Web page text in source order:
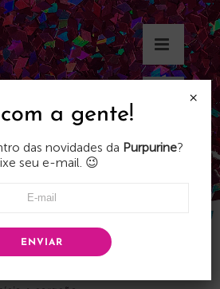
a gente!
das novidades da Purpurine?
seu e-mail. 😉
ENVIAR
×